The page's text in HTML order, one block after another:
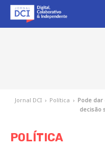
Jornal DCI › Política › Pode
decisão
POLÍTICA